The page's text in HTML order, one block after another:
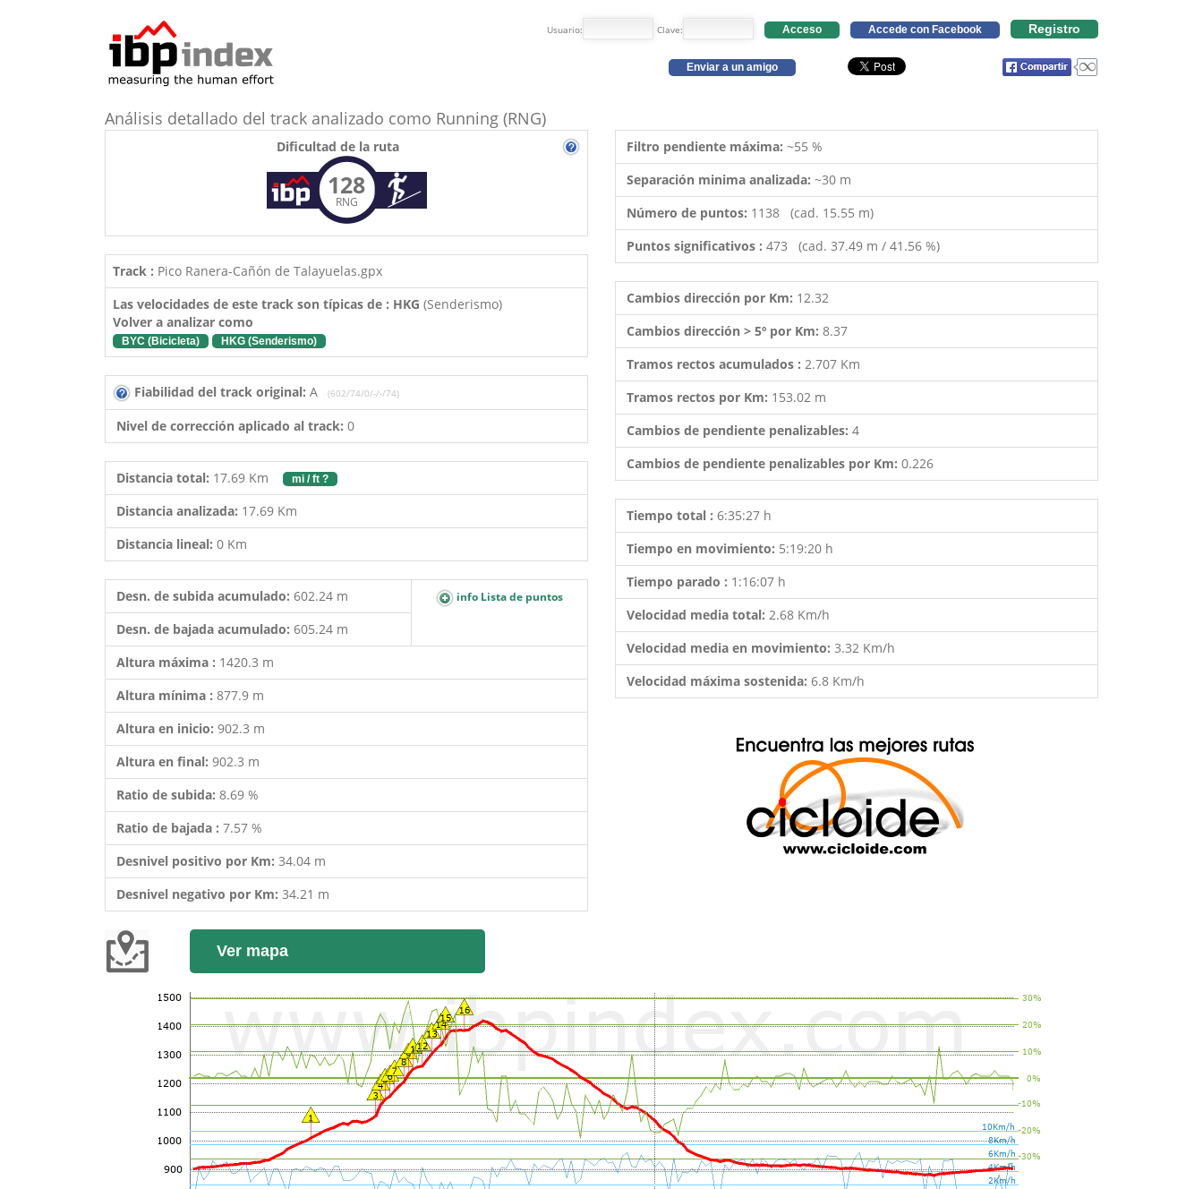
Usuario: Clave: Acceso Accede con Facebook Registro
Enviar a un amigo
Análisis detallado del track analizado como Running (RNG)
Dificultad de la ruta
128
RNG
Track : Pico Ranera-Cañón de Talayuelas.gpx
Las velocidades de este track son típicas de : HKG (Senderismo)
Volver a analizar como
BYC (Bicicleta) HKG (Senderismo)
Fiabilidad del track original: A (602/74/0/-/-/74)
Nivel de corrección aplicado al track: 0
Distancia total: 17.69 Km mi / ft ?
Distancia analizada: 17.69 Km
Distancia lineal: 0 Km
Desn. de subida acumulado: 602.24 m info Lista de puntos
Desn. de bajada acumulado: 605.24 m
Altura máxima : 1420.3 m
Altura mínima : 877.9 m
Altura en inicio: 902.3 m
Altura en final: 902.3 m
Ratio de subida: 8.69 %
Ratio de bajada : 7.57 %
Desnivel positivo por Km: 34.04 m
Desnivel negativo por Km: 34.21 m
Filtro pendiente máxima: ~55 %
Separación minima analizada: ~30 m
Número de puntos: 1138 (cad. 15.55 m)
Puntos significativos : 473 (cad. 37.49 m / 41.56 %)
Cambios dirección por Km: 12.32
Cambios dirección > 5º por Km: 8.37
Tramos rectos acumulados : 2.707 Km
Tramos rectos por Km: 153.02 m
Cambios de pendiente penalizables: 4
Cambios de pendiente penalizables por Km: 0.226
Tiempo total : 6:35:27 h
Tiempo en movimiento: 5:19:20 h
Tiempo parado : 1:16:07 h
Velocidad media total: 2.68 Km/h
Velocidad media en movimiento: 3.32 Km/h
Velocidad máxima sostenida: 6.8 Km/h
Ver mapa